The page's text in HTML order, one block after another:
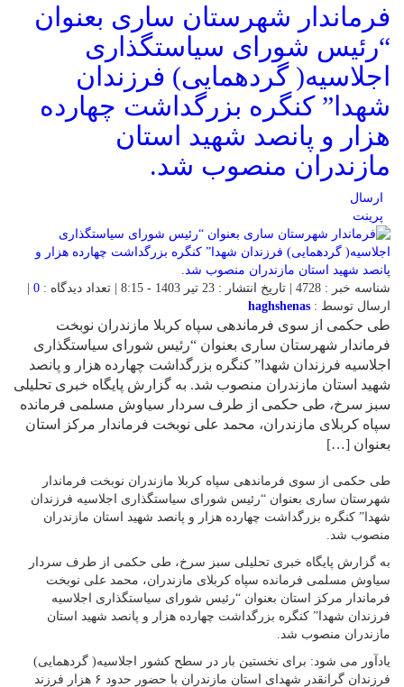
فرماندار شهرستان ساری بعنوان
“رئیس شورای سیاستگذاری
اجلاسیه( گردهمایی) فرزندان
شهدا” کنگره بزرگداشت چهارده
هزار و پانصد شهید استان
مازندران منصوب شد.
ارسال
پرینت
شناسه خبر : 4728 | تاریخ انتشار : 23 تیر 1403 - 8:15 | تعداد دیدگاه : 0
ارسال توسط : haghshenas
طی حکمی از سوی فرماندهی سپاه کربلا مازندران نوبخت
فرماندار شهرستان ساری بعنوان “رئیس شورای سیاستگذاری
اجلاسیه فرزندان شهدا” کنگره بزرگداشت چهارده هزار و پانصد
شهید استان مازندران منصوب شد. به گزارش پایگاه خبری تحلیلی
سبز سرخ، طی حکمی از طرف سردار سیاوش مسلمی فرمانده
سپاه کربلای مازندران، محمد علی نوبخت فرماندار مرکز استان
بعنوان […]
طی حکمی از سوی فرماندهی سپاه کربلا مازندران نوبخت فرماندار
شهرستان ساری بعنوان “رئیس شورای سیاستگذاری اجلاسیه فرزندان
شهدا” کنگره بزرگداشت چهارده هزار و پانصد شهید استان مازندران
منصوب شد.
به گزارش پایگاه خبری تحلیلی سبز سرخ، طی حکمی از طرف سردار
سیاوش مسلمی فرمانده سپاه کربلای مازندران، محمد علی نوبخت
فرماندار مرکز استان بعنوان “رئیس شورای سیاستگذاری اجلاسیه
فرزندان شهدا” کنگره بزرگداشت چهارده هزار و پانصد شهید استان
مازندران منصوب شد.
یادآور می شود: برای نخستین بار در سطح کشور اجلاسیه( گردهمایی)
فرزندان گرانقدر شهدای استان مازندران با حضور حدود ۶ هزار فرزند